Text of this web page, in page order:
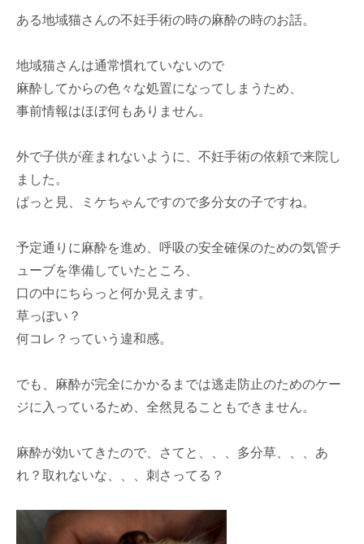
ある地域猫さんの不妊手術の時の麻酔の時のお話。
地域猫さんは通常慣れていないので
麻酔してからの色々な処置になってしまうため、
事前情報はほぼ何もありません。
外で子供が産まれないように、不妊手術の依頼で来院し
ました。
ぱっと見、ミケちゃんですので多分女の子ですね。
予定通りに麻酔を進め、呼吸の安全確保のための気管チ
ューブを準備していたところ、
口の中にちらっと何か見えます。
草っぽい？
何コレ？っていう違和感。
でも、麻酔が完全にかかるまでは逃走防止のためのケー
ジに入っているため、全然見ることもできません。
麻酔が効いてきたので、さてと、、、多分草、、、あ
れ？取れないな、、、刺さってる？